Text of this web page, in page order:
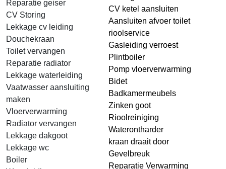
Reparatie geiser
CV Storing
Lekkage cv leiding
Douchekraan
Toilet vervangen
Reparatie radiator
Lekkage waterleiding
Vaatwasser aansluiting
maken
Vloerverwarming
Radiator vervangen
Lekkage dakgoot
Lekkage wc
Boiler
CV ketel aansluiten
Aansluiten afvoer toilet
rioolservice
Gasleiding verroest
Plintboiler
Pomp vloerverwarming
Bidet
Badkamermeubels
Zinken goot
Rioolreiniging
Waterontharder
kraan draait door
Gevelbreuk
Reparatie Verwarming